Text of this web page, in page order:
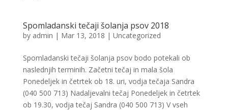
Spomladanski tečaji šolanja psov 2018
by admin | Mar 13, 2018 | Uncategorized
Spomladanski tečaji šolanja psov bodo potekali ob
naslednjih terminih. Začetni tečaj in mala šola
Ponedeljek in četrtek ob 18. uri, vodja tečaja Sandra
(040 500 713) Nadaljevalni tečaj Ponedeljek in četrtek
ob 19.30, vodja tečaj Sandra (040 500 713) V vseh